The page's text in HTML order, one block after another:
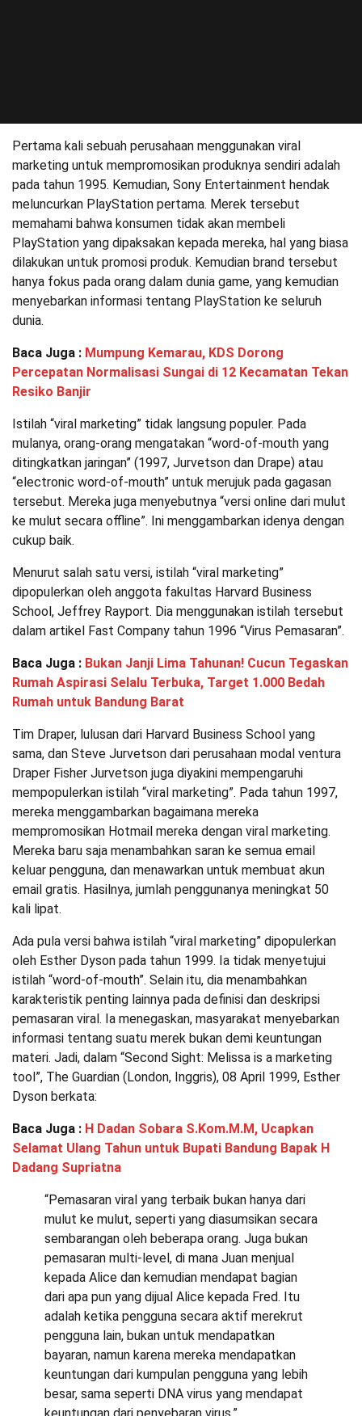
Pertama kali sebuah perusahaan menggunakan viral
marketing untuk mempromosikan produknya sendiri adalah
pada tahun 1995. Kemudian, Sony Entertainment hendak
meluncurkan PlayStation pertama. Merek tersebut
memahami bahwa konsumen tidak akan membeli
PlayStation yang dipaksakan kepada mereka, hal yang biasa
dilakukan untuk promosi produk. Kemudian brand tersebut
hanya fokus pada orang dalam dunia game, yang kemudian
menyebarkan informasi tentang PlayStation ke seluruh
dunia.
Baca Juga : Mumpung Kemarau, KDS Dorong
Percepatan Normalisasi Sungai di 12 Kecamatan Tekan
Resiko Banjir
Istilah “viral marketing” tidak langsung populer. Pada
mulanya, orang-orang mengatakan “word-of-mouth yang
ditingkatkan jaringan” (1997, Jurvetson dan Drape) atau
“electronic word-of-mouth” untuk merujuk pada gagasan
tersebut. Mereka juga menyebutnya “versi online dari mulut
ke mulut secara offline”. Ini menggambarkan idenya dengan
cukup baik.
Menurut salah satu versi, istilah “viral marketing”
dipopulerkan oleh anggota fakultas Harvard Business
School, Jeffrey Rayport. Dia menggunakan istilah tersebut
dalam artikel Fast Company tahun 1996 “Virus Pemasaran”.
Baca Juga : Bukan Janji Lima Tahunan! Cucun Tegaskan
Rumah Aspirasi Selalu Terbuka, Target 1.000 Bedah
Rumah untuk Bandung Barat
Tim Draper, lulusan dari Harvard Business School yang
sama, dan Steve Jurvetson dari perusahaan modal ventura
Draper Fisher Jurvetson juga diyakini mempengaruhi
mempopulerkan istilah “viral marketing”. Pada tahun 1997,
mereka menggambarkan bagaimana mereka
mempromosikan Hotmail mereka dengan viral marketing.
Mereka baru saja menambahkan saran ke semua email
keluar pengguna, dan menawarkan untuk membuat akun
email gratis. Hasilnya, jumlah penggunanya meningkat 50
kali lipat.
Ada pula versi bahwa istilah “viral marketing” dipopulerkan
oleh Esther Dyson pada tahun 1999. Ia tidak menyetujui
istilah “word-of-mouth”. Selain itu, dia menambahkan
karakteristik penting lainnya pada definisi dan deskripsi
pemasaran viral. Ia menegaskan, masyarakat menyebarkan
informasi tentang suatu merek bukan demi keuntungan
materi. Jadi, dalam “Second Sight: Melissa is a marketing
tool”, The Guardian (London, Inggris), 08 April 1999, Esther
Dyson berkata:
Baca Juga : H Dadan Sobara S.Kom.M.M, Ucapkan
Selamat Ulang Tahun untuk Bupati Bandung Bapak H
Dadang Supriatna
“Pemasaran viral yang terbaik bukan hanya dari
mulut ke mulut, seperti yang diasumsikan secara
sembarangan oleh beberapa orang. Juga bukan
pemasaran multi-level, di mana Juan menjual
kepada Alice dan kemudian mendapat bagian
dari apa pun yang dijual Alice kepada Fred. Itu
adalah ketika pengguna secara aktif merekrut
pengguna lain, bukan untuk mendapatkan
bayaran, namun karena mereka mendapatkan
keuntungan dari kumpulan pengguna yang lebih
besar, sama seperti DNA virus yang mendapat